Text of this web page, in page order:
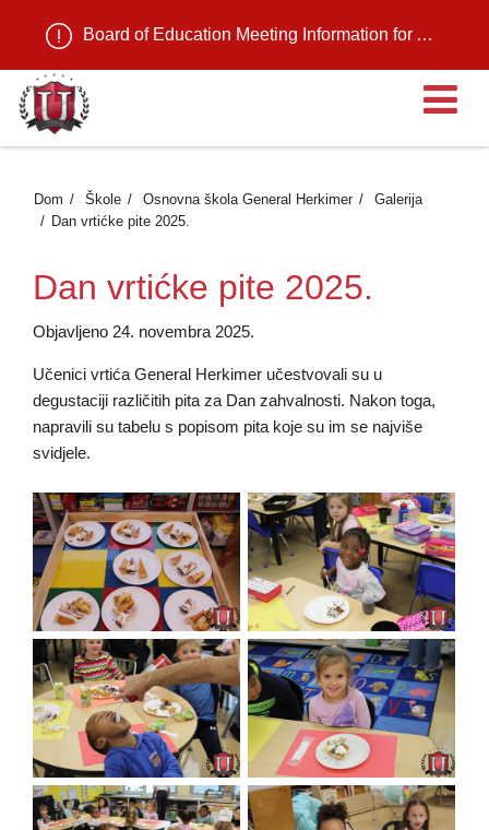
Board of Education Meeting Information for August 11, 2026
Dom Škole Osnovna škola General Herkimer
Galerija
Dan vrtićke pite 2025.
Dan vrtićke pite 2025.
Objavljeno 24. novembra 2025.
Učenici vrtića General Herkimer učestvovali su u
degustaciji različitih pita za Dan zahvalnosti. Nakon toga,
napravili su tabelu s popisom pita koje su im se najviše
svidjele.